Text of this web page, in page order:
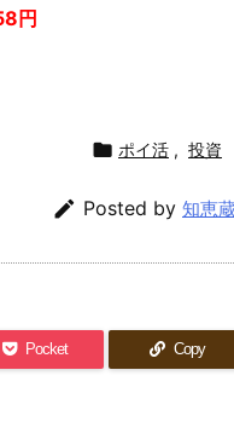
円
 ポイ活 , 投資
 Posted by 知恵
Pocket Copy